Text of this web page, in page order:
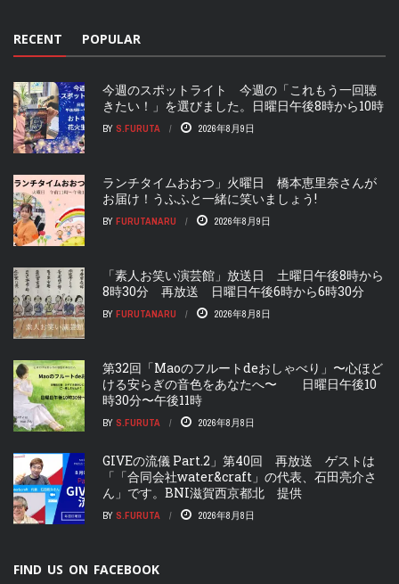
RECENT POPULAR
今週のスポットライト 今週の「これもう一回聴
きたい！」を選びました。日曜日午後8時から10時
BY S.FURUTA 2026年8月9日
ランチタイムおおつ」火曜日 橋本恵里奈さんが
お届け！うふふと一緒に笑いましょう!
BY FURUTANARU 2026年8月9日
「素人お笑い演芸館」放送日 土曜日午後8時から
8時30分 再放送 日曜日午後6時から6時30分
BY FURUTANARU 2026年8月8日
第32回「Maoのフルートdeおしゃべり」〜心ほど
ける安らぎの音色をあなたへ〜 日曜日午後10
時30分〜午後11時
BY S.FURUTA 2026年8月8日
GIVEの流儀 Part.2」第40回 再放送 ゲストは
「「合同会社water&craft」の代表、石田亮介さ
ん」です。BNI滋賀西京都北 提供
BY S.FURUTA 2026年8月8日
FIND US ON FACEBOOK